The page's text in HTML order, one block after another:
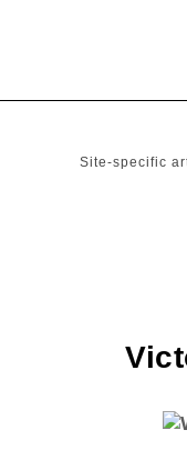
Site-specific